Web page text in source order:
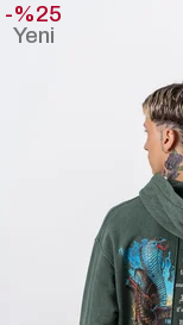
%25
Yeni